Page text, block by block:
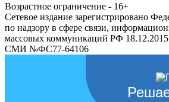
Возрастное ограничение - 16+
Сетевое издание зарегистрировано
по надзору в сфере связи,
массовых коммуникаций РФ 18.12.2015.
СМИ №ФС77-64106